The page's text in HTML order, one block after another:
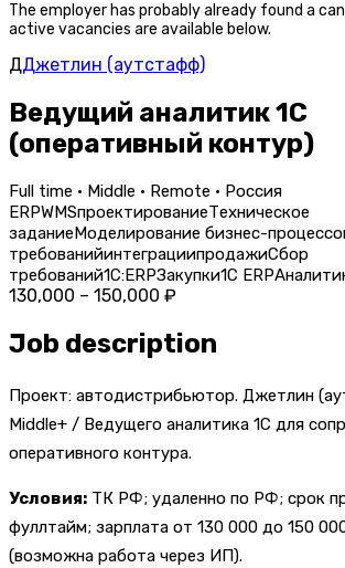
The employer has probably already found a
active vacancies are available below.
ДДжетлин (аутстафф)
Ведущий аналитик 1С
(оперативный контур)
Full time · Middle · Remote · Россия
ERPWMSпроектированиеТехническое
заданиеМоделирование бизнес-
требованийинтеграциипродажиСбор
требований1С:ERPЗакупки1С ERP
130,000 – 150,000 ₽
Job description
Проект: автодистрибьютор. Джетлин
Middle+ / Ведущего аналитика 1С для
оперативного контура.
Условия: ТК РФ; удаленно по РФ; срок
фуллтайм; зарплата от 130 000 до 150
(возможна работа через ИП).